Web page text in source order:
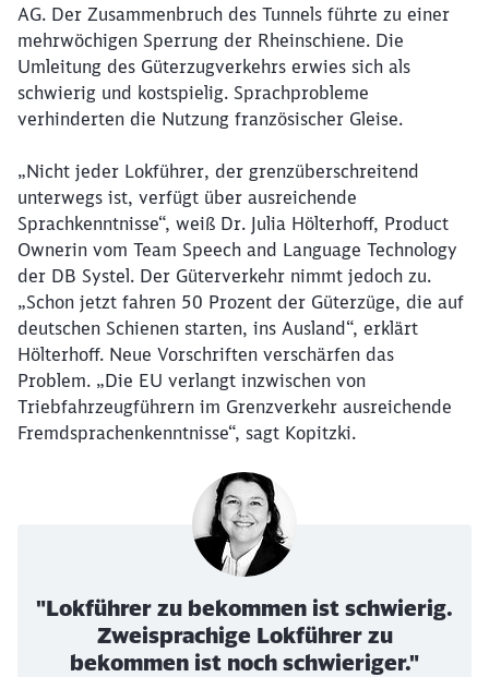
AG. Der Zusammenbruch des Tunnels führte zu einer
mehrwöchigen Sperrung der Rheinschiene. Die
Umleitung des Güterzugverkehrs erwies sich als
schwierig und kostspielig. Sprachprobleme
verhinderten die Nutzung französischer Gleise.
„Nicht jeder Lokführer, der grenzüberschreitend
unterwegs ist, verfügt über ausreichende
Sprachkenntnisse“, weiß Dr. Julia Hölterhoff, Product
Ownerin vom Team Speech and Language Technology
der DB Systel. Der Güterverkehr nimmt jedoch zu.
„Schon jetzt fahren 50 Prozent der Güterzüge, die auf
deutschen Schienen starten, ins Ausland“, erklärt
Hölterhoff. Neue Vorschriften verschärfen das
Problem. „Die EU verlangt inzwischen von
Triebfahrzeugführern im Grenzverkehr ausreichende
Fremdsprachenkenntnisse“, sagt Kopitzki.
"Lokführer zu bekommen ist schwierig.
Zweisprachige Lokführer zu
bekommen ist noch schwieriger."